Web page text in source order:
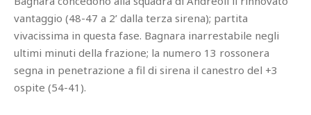
vantaggio (48-47 a 2’ dalla terza sirena); partita
vivacissima in questa fase. Bagnara inarrestabile negli
ultimi minuti della frazione; la numero 13 rossonera
segna in penetrazione a fil di sirena il canestro del +3
ospite (54-41).